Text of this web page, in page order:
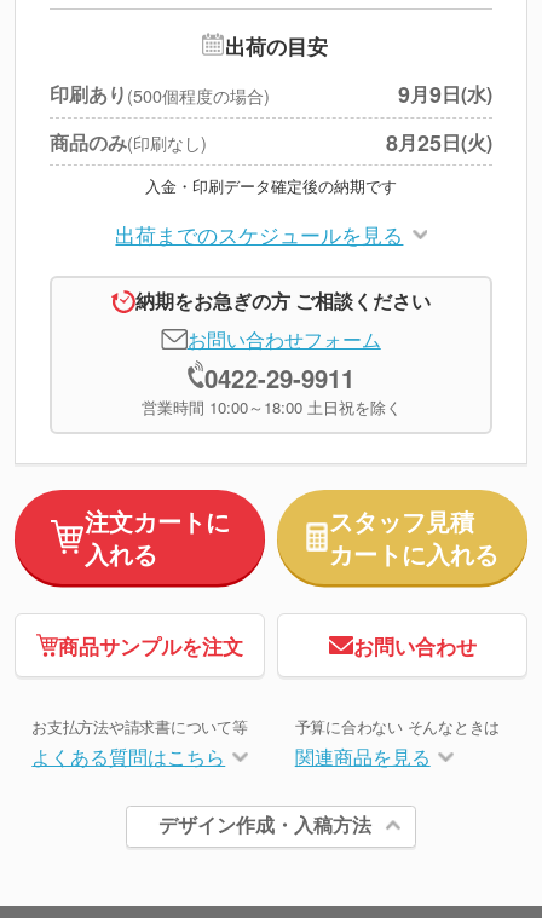
円
※上記小計は税別です
出荷の目安
印刷あり (500個程度の場合) 9月9日(水)
商品のみ(印刷なし) 8月25日(火)
入金・印刷データ確定後の納期です
出荷までのスケジュールを見る
納期をお急ぎの方 ご相談ください
お問い合わせフォーム
0422-29-9911
営業時間 10:00～18:00 土日祝を除く
注文カートに
入れる
スタッフ見積
カートに入れる
商品サンプルを注文 お問い合わせ
お支払方法や請求書について等
よくある質問はこちら
予算に合わない そんなときは
関連商品を見る
デザイン作成・入稿方法